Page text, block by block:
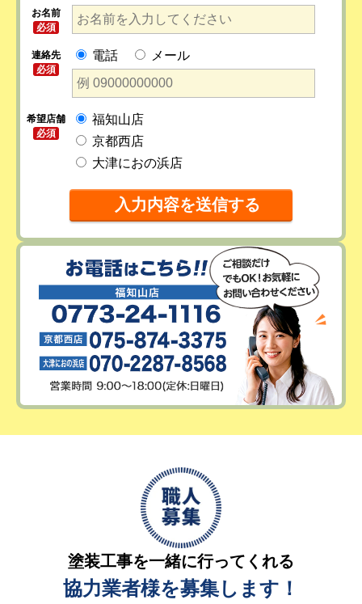
お名前
必須
連絡先
必須
電話 メール
希望店舗
必須
福知山店
京都西店
大津におの浜店
塗装工事を一緒に行ってくれる
協力業者様を募集します！